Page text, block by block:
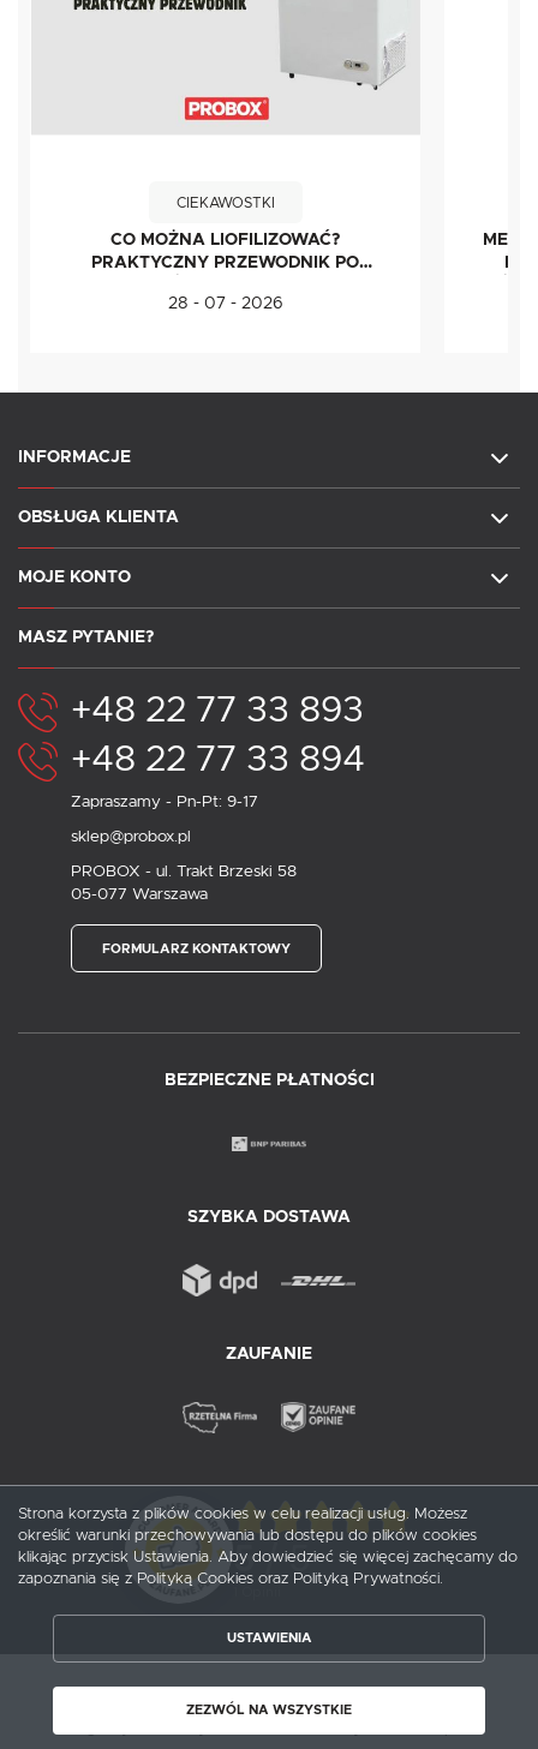
CIEKAWOSTKI
CO MOŻNA LIOFILIZOWAĆ?
PRAKTYCZNY PRZEWODNIK PO
28 - 07 - 2026
INFORMACJE
OBSŁUGA KLIENTA
MOJE KONTO
MASZ PYTANIE?
+48 22 77 33 893
+48 22 77 33 894
Zapraszamy - Pn-Pt: 9-17
sklep@probox.pl
PROBOX - ul. Trakt Brzeski 58
05-077 Warszawa
FORMULARZ KONTAKTOWY
BEZPIECZNE PŁATNOŚCI
SZYBKA DOSTAWA
ZAUFANIE
5/ 5
Copyright by probox.pl
Strona korzysta z plików cookies w celu realizacji usług. Możesz
określić warunki przechowywania lub dostępu do plików cookies
klikając przycisk Ustawienia. Aby dowiedzieć się więcej zachęcamy do
zapoznania się z Polityką Cookies oraz Polityką Prywatności.
USTAWIENIA
ZEZWÓL NA WSZYSTKIE